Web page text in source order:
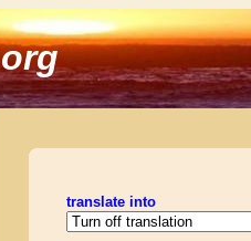
translate into